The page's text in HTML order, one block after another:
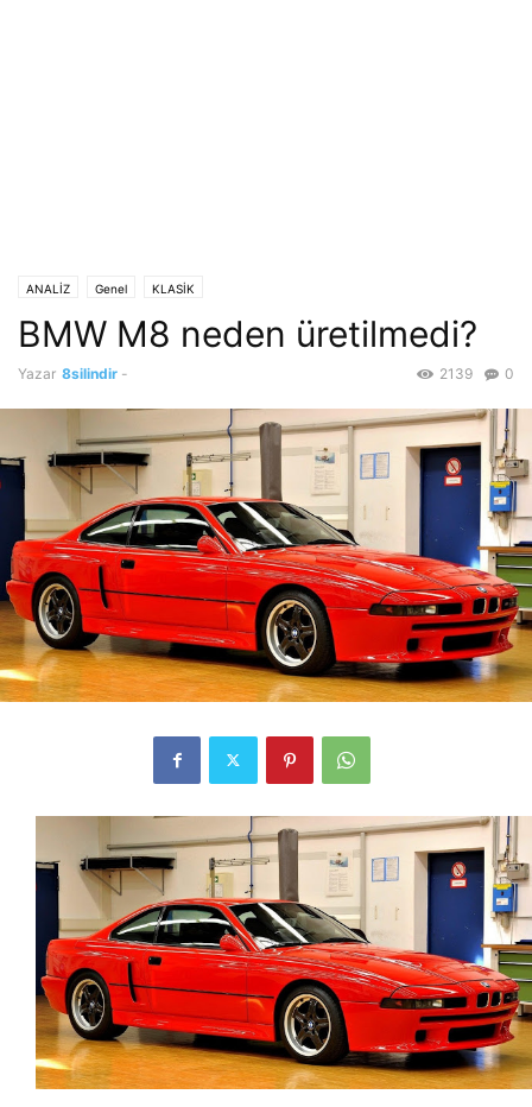
ANALİZ Genel KLASİK
BMW M8 neden üretilmedi?
Yazar 8silindir - 0
2139